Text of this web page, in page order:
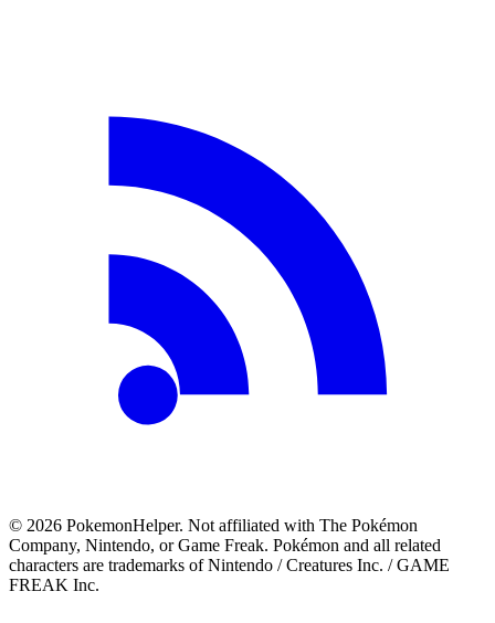
© 2026 PokemonHelper. Not affiliated with The Pokémon
Company, Nintendo, or Game Freak. Pokémon and all related
characters are trademarks of Nintendo / Creatures Inc. / GAME
FREAK Inc.